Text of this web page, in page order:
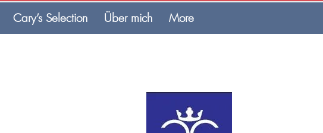
Cary’s Selection Über mich More